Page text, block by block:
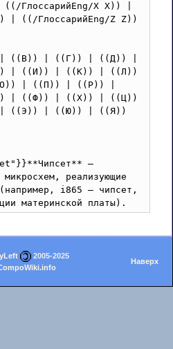
((/ГлоссарийEng/X X)) |
| ((/ГлоссарийEng/Z Z))
((В)) | ((Г)) | ((Д)) |
| ((И)) | ((К)) | ((Л))
| ((П)) | ((Р)) |
| ((Ф)) | ((Х)) | ((Ц))
((Э)) | ((Ю)) | ((Я))
–
реализующие
(например, i865 – чипсет,
2005-2025
Наверх